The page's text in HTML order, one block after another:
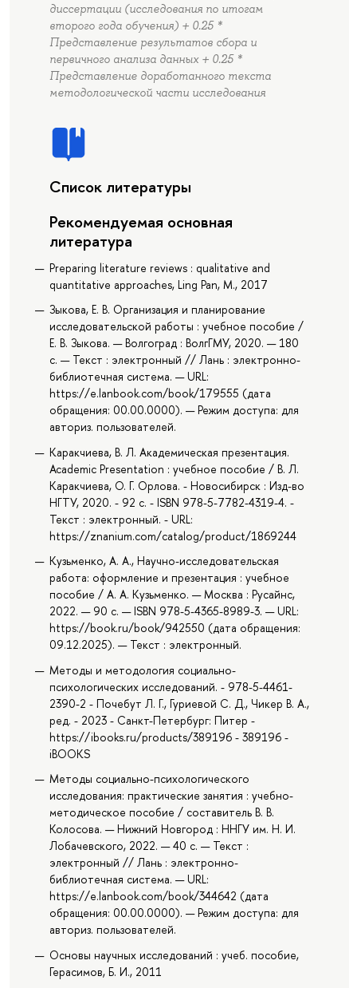
диссертации (исследования по итогам
второго года обучения) + 0.25 *
Представление результатов сбора и
первичного анализа данных + 0.25 *
Представление доработанного текста
методологической части исследования
Список литературы
Рекомендуемая основная
литература
Preparing literature reviews : qualitative and
quantitative approaches, Ling Pan, M., 2017
Зыкова, Е. В. Организация и планирование
исследовательской работы : учебное пособие /
Е. В. Зыкова. — Волгоград : ВолгГМУ, 2020. — 180
с. — Текст : электронный // Лань : электронно-
библиотечная система. — URL:
https://e.lanbook.com/book/179555 (дата
обращения: 00.00.0000). — Режим доступа: для
авториз. пользователей.
Каракчиева, В. Л. Академическая презентация.
Academic Presentation : учебное пособие / В. Л.
Каракчиева, О. Г. Орлова. - Новосибирск : Изд-во
НГТУ, 2020. - 92 с. - ISBN 978-5-7782-4319-4. -
Текст : электронный. - URL:
https://znanium.com/catalog/product/1869244
Кузьменко, А. А., Научно-исследовательская
работа: оформление и презентация : учебное
пособие / А. А. Кузьменко. — Москва : Русайнс,
2022. — 90 с. — ISBN 978-5-4365-8989-3. — URL:
https://book.ru/book/942550 (дата обращения:
09.12.2025). — Текст : электронный.
Методы и методология социально-
психологических исследований. - 978-5-4461-
2390-2 - Почебут Л. Г., Гуриевой С. Д., Чикер В. А.,
ред. - 2023 - Санкт-Петербург: Питер -
https://ibooks.ru/products/389196 - 389196 -
iBOOKS
Методы социально-психологического
исследования: практические занятия : учебно-
методическое пособие / составитель В. В.
Колосова. — Нижний Новгород : ННГУ им. Н. И.
Лобачевского, 2022. — 40 с. — Текст :
электронный // Лань : электронно-
библиотечная система. — URL:
https://e.lanbook.com/book/344642 (дата
обращения: 00.00.0000). — Режим доступа: для
авториз. пользователей.
Основы научных исследований : учеб. пособие,
Герасимов, Б. И., 2011